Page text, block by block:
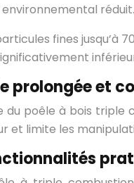
réduit.
fines jusqu’à
prolongée et
poêle à bois triple
et limite les